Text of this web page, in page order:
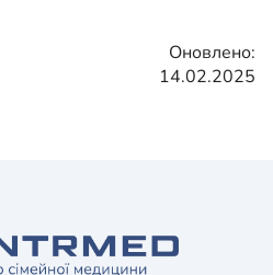
Оновлено:
14.02.2025